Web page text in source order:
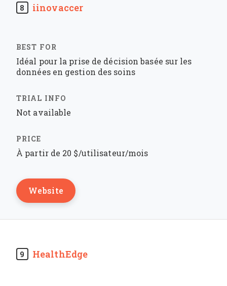
8 iinovaccer
Idéal pour la prise de décision basée sur les
données en gestion des soins
Not available
À partir de 20 $/utilisateur/mois
Website
9 HealthEdge